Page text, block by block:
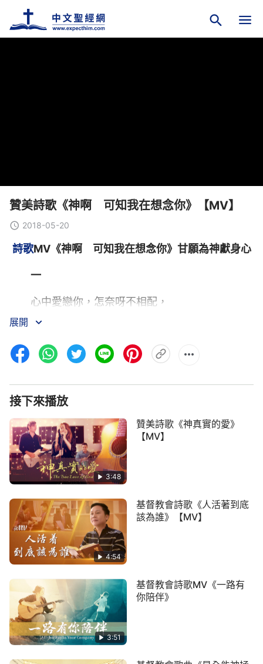
贊美詩歌《神啊 可知我在想念你》【MV】
2018-05-20
詩歌MV《神啊 可知我在想念你》甘願為神獻身心
一
心中愛戀你，怎奈呀不相配，
無臉見你面，心裡多焦急！心裡多焦急！
只有暗立志，獻上我身心，
神啊！可知我在等待等待你歸來，
求你不要把我忘記，我不能沒有你！
二
雖不配見你面，我不會失望，
滿懷著信心，滿懷著信心，默默地愛著你，
只要是為著你，我在所不辭，
信心百倍迎你歸，信心百倍迎你歸。
神啊！願你等待我等待我給你愛，
相信你在愛著我，我不能沒有你！
三
展開
接下來播放
3:48
贊美詩歌《神真實的愛》
【MV】
4:54
基督教會詩歌《人活著到底
該為誰》【MV】
3:51
基督教會詩歌MV《一路有
你陪伴》